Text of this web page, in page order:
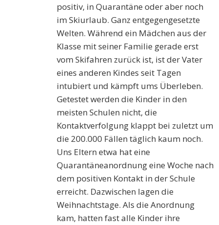
positiv, in Quarantäne oder aber noch
im Skiurlaub. Ganz entgegengesetzte
Welten. Während ein Mädchen aus der
Klasse mit seiner Familie gerade erst
vom Skifahren zurück ist, ist der Vater
eines anderen Kindes seit Tagen
intubiert und kämpft ums Überleben.
Getestet werden die Kinder in den
meisten Schulen nicht, die
Kontaktverfolgung klappt bei zuletzt um
die 200.000 Fällen täglich kaum noch.
Uns Eltern etwa hat eine
Quarantäneanordnung eine Woche nach
dem positiven Kontakt in der Schule
erreicht. Dazwischen lagen die
Weihnachtstage. Als die Anordnung
kam, hatten fast alle Kinder ihre